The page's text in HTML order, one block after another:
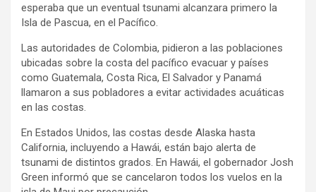
esperaba que un eventual tsunami alcanzara primero la
Isla de Pascua, en el Pacífico.
Las autoridades de Colombia, pidieron a las poblaciones
ubicadas sobre la costa del pacífico evacuar y países
como Guatemala, Costa Rica, El Salvador y Panamá
llamaron a sus pobladores a evitar actividades acuáticas
en las costas.
En Estados Unidos, las costas desde Alaska hasta
California, incluyendo a Hawái, están bajo alerta de
tsunami de distintos grados. En Hawái, el gobernador Josh
Green informó que se cancelaron todos los vuelos en la